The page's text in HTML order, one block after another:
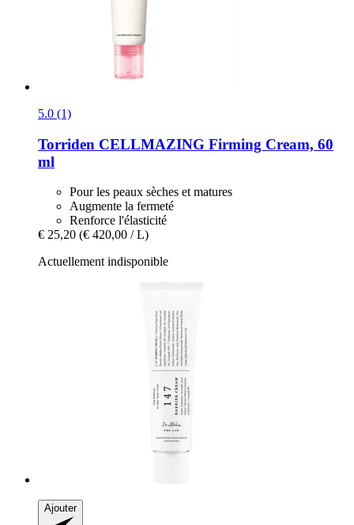
5.0 (1)
Torriden CELLMAZING Firming Cream, 60
ml
Pour les peaux sèches et matures
Augmente la fermeté
Renforce l'élasticité
€ 25,20 (€ 420,00 / L)
Actuellement indisponible
Ajouter